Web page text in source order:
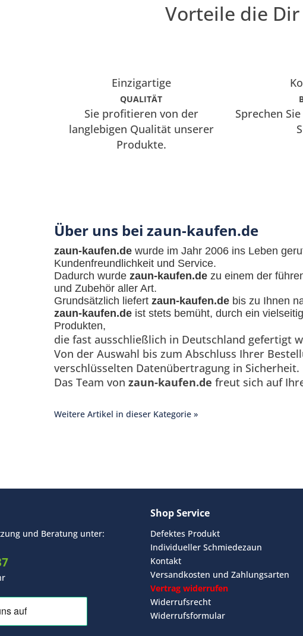
Vorteile die
Einzigartige
QUALITÄT
Sie profitieren von der
langlebigen Qualität unserer
Produkte.
Sprechen
Über uns bei zaun-kaufen.de
zaun-kaufen.de wurde im Jahr 2006 ins Leben
Kundenfreundlichkeit und Service.
Dadurch wurde zaun-kaufen.de zu einem der
und Zubehör aller Art.
Grundsätzlich liefert zaun-kaufen.de bis zu Ihnen
zaun-kaufen.de ist stets bemüht, durch ein
Produkten,
die fast ausschließlich in Deutschland gefertigt
Von der Auswahl bis zum Abschluss Ihrer
verschlüsselten Datenübertragung in Sicherheit.
Das Team von zaun-kaufen.de freut sich auf
oder unterinfo@zaun-kaufen.de
Weitere Artikel in dieser Kategorie »
und Beratung unter:
Shop Service
Defektes Produkt
Individueller Schmiedezaun
Kontakt
Versandkosten und Zahlungsarten
Vertrag widerrufen
Widerrufsrecht
Widerrufsformular